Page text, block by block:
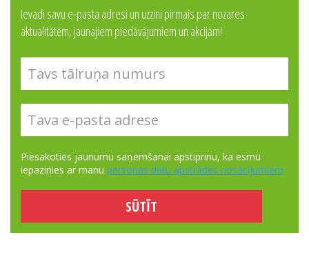
Ievadi savu e-pasta adresi un uzzini pirmais par nozares
aktualitātēm, jaunajiem piedāvājumiem un akcijām!
Piesakoties jaunumu saņemšanai apstiprinu, ka esmu
iepazinies ar manu personas datu apstrādes nosacījumiem